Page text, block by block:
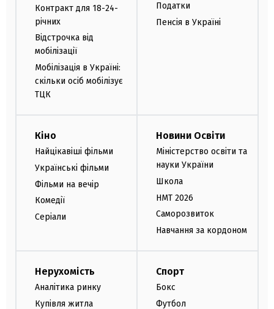
Контракт для 18-24-
річних
Відстрочка від
мобілізації
Мобілізація в Україні:
скільки осіб мобілізує
ТЦК
Податки
Пенсія в Україні
Кіно
Найцікавіші фільми
Українські фільми
Фільми на вечір
Комедії
Серіали
Новини Освіти
Міністерство освіти та
науки України
Школа
НМТ 2026
Саморозвиток
Навчання за кордоном
Нерухомість
Аналітика ринку
Купівля житла
Спорт
Бокс
Футбол